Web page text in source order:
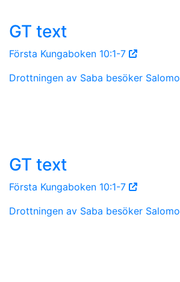
GT text
Första Kungaboken 10:1-7
Drottningen av Saba besöker Salomo
GT text
Första Kungaboken 10:1-7
Drottningen av Saba besöker Salomo